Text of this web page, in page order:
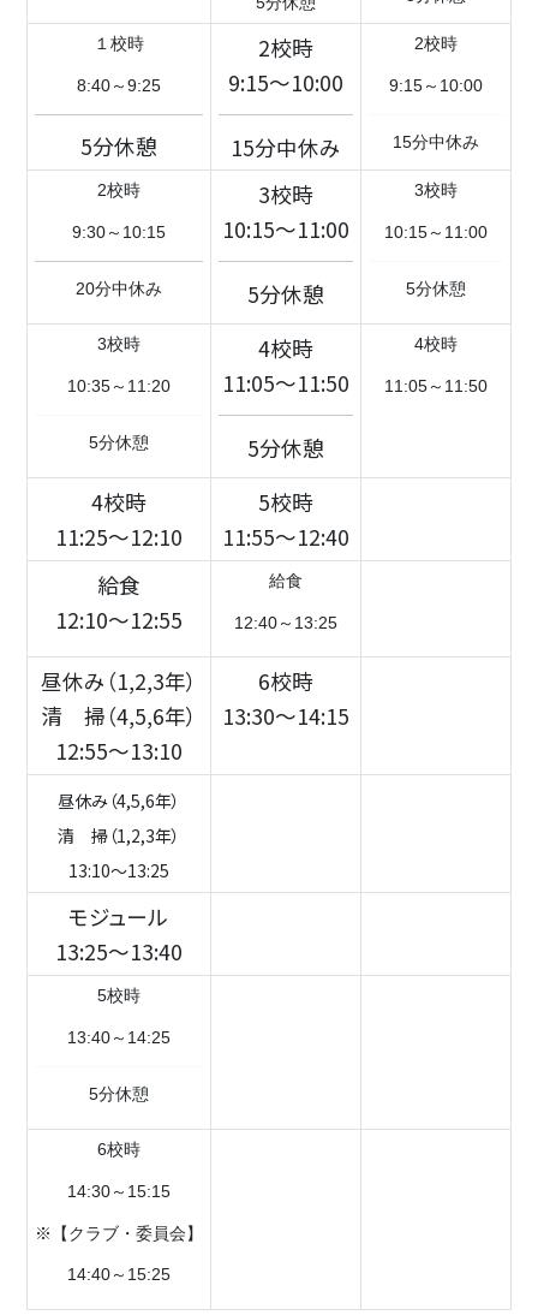
１校時
8:40～9:25
5分休憩
2校時
9:15～10:00
15分中休み
2校時
9:15～10:00
15分中休み
2校時
9:30～10:15
20分中休み
3校時
10:15～11:00
5分休憩
3校時
10:15～11:00
5分休憩
3校時
10:35～11:20
5分休憩
4校時
11:05～11:50
5分休憩
4校時
11:05～11:50
4校時
11:25～12:10
5校時
11:55～12:40
給食
12:10～12:55
給食
12:40～13:25
昼休み（1,2,3年）
清 掃（4,5,6年）
12:55～13:10
6校時
13:30～14:15
昼休み（4,5,6年）
清 掃（1,2,3年）
13:10～13:25
モジュール
13:25～13:40
5校時
13:40～14:25
5分休憩
6校時
14:30～15:15
※【クラブ・委員会】
14:40～15:25